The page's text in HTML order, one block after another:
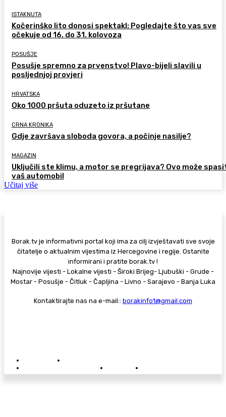
ISTAKNUTA
Kočerinško lito donosi spektakl: Pogledajte što vas sve
očekuje od 16. do 31. kolovoza
POSUŠJE
Posušje spremno za prvenstvo! Plavo-bijeli slavili u
posljednjoj provjeri
HRVATSKA
Oko 1000 pršuta oduzeto iz pršutane
CRNA KRONIKA
Gdje završava sloboda govora, a počinje nasilje?
MAGAZIN
Uključili ste klimu, a motor se pregrijava? Ovo može
vaš automobil
Učitaj više
Borak.tv je informativni portal koji ima za cilj izvještavati sve svoje
čitatelje o aktualnim vijestima iz Hercegovine i regije. Ostanite
informirani i pratite borak.tv !
Najnovije vijesti - Lokalne vijesti - Široki Brijeg- Ljubuški - Grude -
Mostar - Posušje - Čitluk - Čapljina - Livno - Sarajevo - Banja Luka
Kontaktirajte nas na e-mail:: borakinfo1@gmail.com